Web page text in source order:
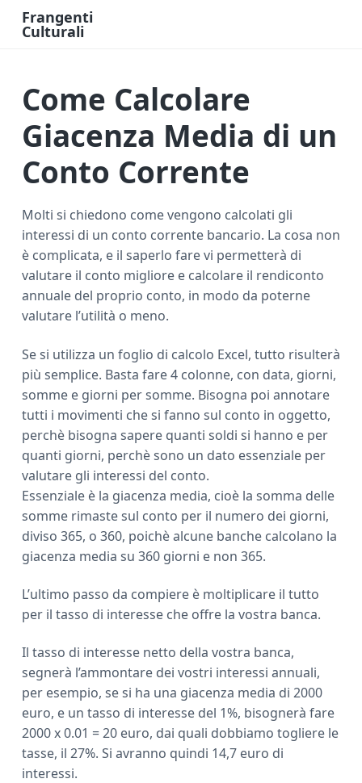
Frangenti
Culturali
r
o
e
F
i
n
n
z
O
n
l
i
n
e
Come Calcolare
Giacenza Media di un
Conto Corrente
Molti si chiedono come vengono calcolati gli
interessi di un conto corrente bancario. La cosa non
è complicata, e il saperlo fare vi permetterà di
valutare il conto migliore e calcolare il rendiconto
annuale del proprio conto, in modo da poterne
valutare l’utilità o meno.
Se si utilizza un foglio di calcolo Excel, tutto risulterà
più semplice. Basta fare 4 colonne, con data, giorni,
somme e giorni per somme. Bisogna poi annotare
tutti i movimenti che si fanno sul conto in oggetto,
perchè bisogna sapere quanti soldi si hanno e per
quanti giorni, perchè sono un dato essenziale per
valutare gli interessi del conto.
Essenziale è la giacenza media, cioè la somma delle
somme rimaste sul conto per il numero dei giorni,
diviso 365, o 360, poichè alcune banche calcolano la
giacenza media su 360 giorni e non 365.
L’ultimo passo da compiere è moltiplicare il tutto
per il tasso di interesse che offre la vostra banca.
Il tasso di interesse netto della vostra banca,
segnerà l’ammontare dei vostri interessi annuali,
per esempio, se si ha una giacenza media di 2000
euro, e un tasso di interesse del 1%, bisognerà fare
2000 x 0.01 = 20 euro, dai quali dobbiamo togliere le
tasse, il 27%. Si avranno quindi 14,7 euro di
interessi.